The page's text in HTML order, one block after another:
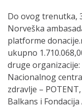
Do ovog trenutka,
Norveška
platforme
ukupno
druge
Nacionalnog
zdravlje –
Balkans i Fondacija